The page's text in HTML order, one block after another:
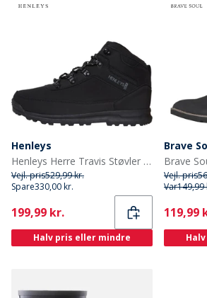
Henleys
Henleys Herre Travis Støvler Sort
Vejl. pris529,99 kr.
Spare330,00 kr.
Current
199,99 kr.
Halv pris eller mindre
Brave
Vejl. pris
Var149,99
Current
119,99